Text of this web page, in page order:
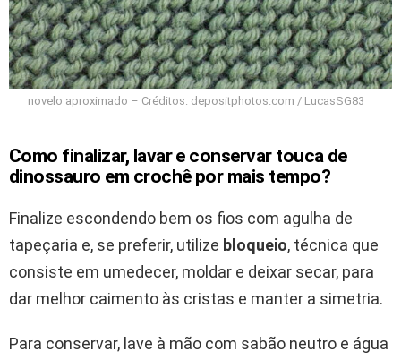
novelo aproximado – Créditos: depositphotos.com / LucasSG83
Como finalizar, lavar e conservar touca de
dinossauro em crochê por mais tempo?
Finalize escondendo bem os fios com agulha de
tapeçaria e, se preferir, utilize bloqueio, técnica que
consiste em umedecer, moldar e deixar secar, para
dar melhor caimento às cristas e manter a simetria.
Para conservar, lave à mão com sabão neutro e água